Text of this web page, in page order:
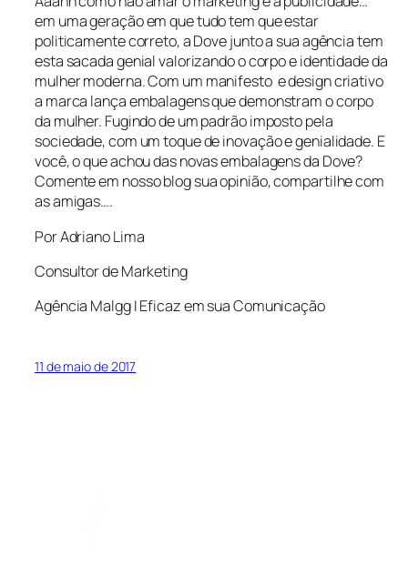
em uma geração em que tudo tem que estar
politicamente correto, a Dove junto a sua agência tem
esta sacada genial valorizando o corpo e identidade da
mulher moderna. Com um manifesto e design criativo
a marca lança embalagens que demonstram o corpo
da mulher. Fugindo de um padrão imposto pela
sociedade, com um toque de inovação e genialidade. E
você, o que achou das novas embalagens da Dove?
Comente em nosso blog sua opinião, compartilhe com
as amigas….
Por Adriano Lima
Consultor de Marketing
Agência Malgg I Eficaz em sua Comunicação
11 de maio de 2017